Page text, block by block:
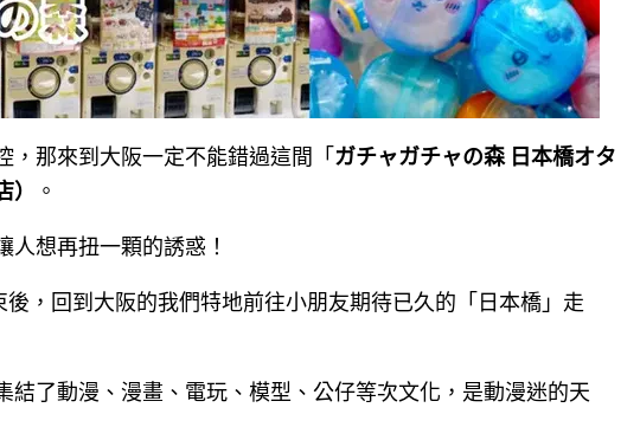
那來到大阪一定不能錯過這間「 ガチャガチャの森 日本橋オタ
。
想再扭一顆的誘惑！
，回到大阪的我們特地前往小朋友期待已久的「日本橋」走
結了動漫、漫畫、電玩、模型、公仔等次文化，是動漫迷的天